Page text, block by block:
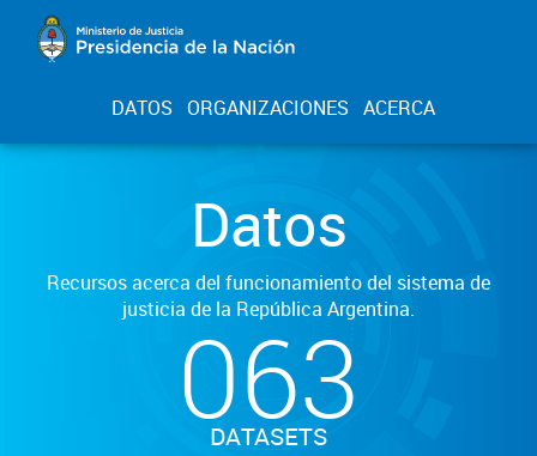
DATOS ORGANIZACIONES ACERCA
Datos
Recursos acerca del funcionamiento del sistema de
justicia de la República Argentina.
063
DATASETS